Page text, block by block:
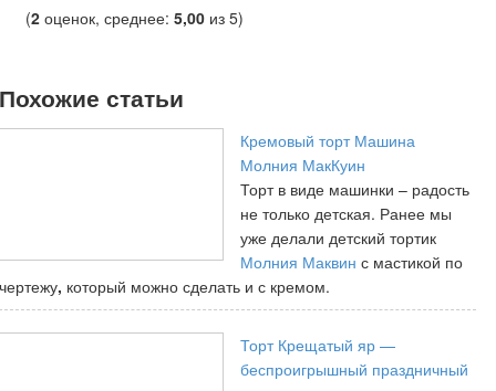
(2 оценок, среднее:5,00 из 5)
Похожие статьи
Кремовый торт Машина
Молния МакКуин
Торт в виде машинки – радость
не только детская. Ранее мы
уже делали детский тортик
Молния Маквин с мастикой по
чертежу, который можно сделать и с кремом.
Торт Крещатый яр —
беспроигрышный праздничный